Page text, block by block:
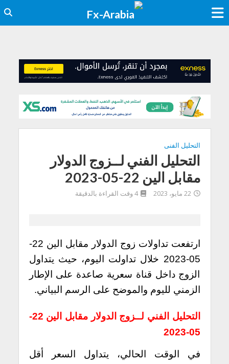
التحليل الفنى
التحليل الفني لــزوج الدولار
مقابل الين 22-05-2023
22 مايو، 2023 4 وقت القراءة بالدقيقة
ارتفعت تداولات زوج الدولار مقابل الين 22-
05-2023 خلال تداولت اليوم، حيث يتداول
الزوج داخل قناة سعرية صاعدة على الإطار
الزمني لليوم والموضح على الرسم البياني.
التحليل الفني لــزوج الدولار مقابل الين 22-
05-2023
في الوقت الحالي، يتداول السعر أقل